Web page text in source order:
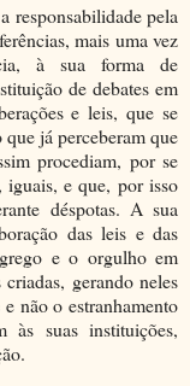
responsabilidade pela
mais uma vez
à sua forma de
de debates em
e leis, que se
já perceberam que
procediam, por se
iguais, e que, por isso
déspotas. A sua
das leis e das
e o orgulho em
gerando neles
não o estranhamento
às suas instituições,